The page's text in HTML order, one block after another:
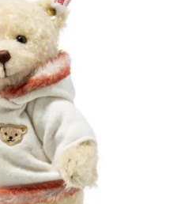
ることはできますか？
物をお見せすることが
ことですが、商品はきち
にお届けします。
（女性）
ろ「くまの小屋」さ
れ…」
W 様